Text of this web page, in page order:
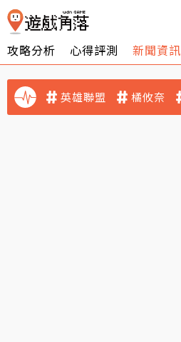
攻略分析 心得評測 新聞資訊
英雄聯盟 橘攸奈